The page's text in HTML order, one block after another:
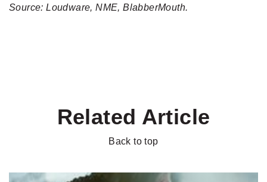
Source: Loudware, NME, BlabberMouth.
Related Article
Back to top